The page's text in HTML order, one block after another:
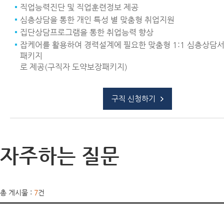
직업능력진단 및 직업훈련정보 제공
심층상담을 통한 개인 특성 별 맞춤형 취업지원
집단상담프로그램을 통한 취업능력 향상
잡케어를 활용하여 경력설계에 필요한 맞춤형 1:1 심층상담
패키지
로 제공(구직자 도약보장패키지)
구직 신청하기
자주하는 질문
총 게시물 : 7건